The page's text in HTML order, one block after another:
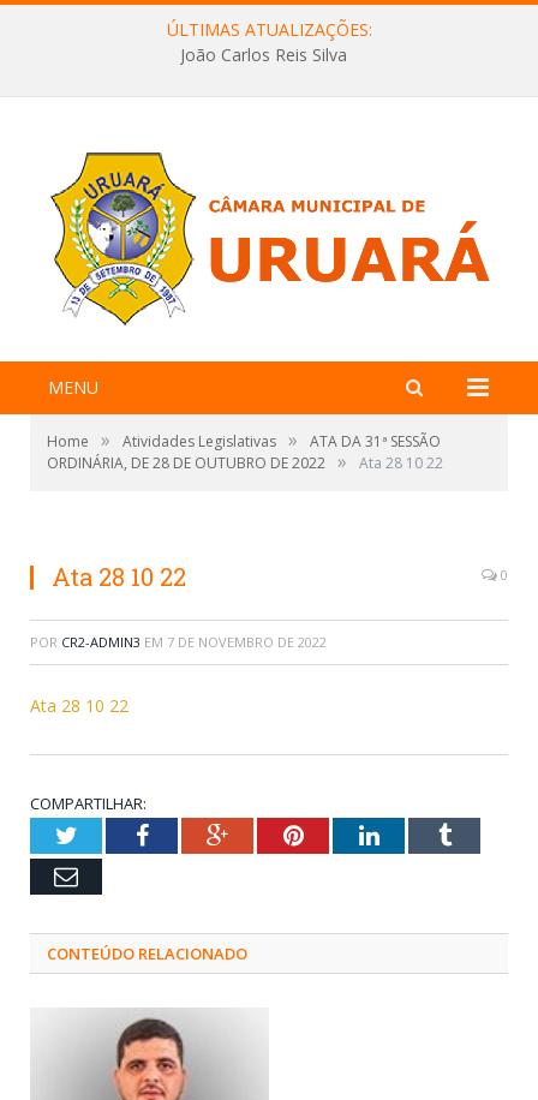
ÚLTIMAS ATUALIZAÇÕES:
João Carlos Reis Silva
MENU
Home » Atividades Legislativas »
ATA DA 31ª SESSÃO
ORDINÁRIA, DE 28 DE OUTUBRO DE 2022 » Ata 28 10 22
Ata 28 10 22 0
POR CR2-ADMIN3 EM 7 DE NOVEMBRO DE 2022
Ata 28 10 22
COMPARTILHAR:
TwitterFacebookGoogle+PinterestLinkedInTumblr
Email
CONTEÚDO RELACIONADO